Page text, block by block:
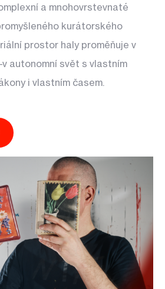
a mnohovrstevnaté
kurátorského
prostor haly proměňuje v
autonomní svět s vlastním
i vlastním časem.